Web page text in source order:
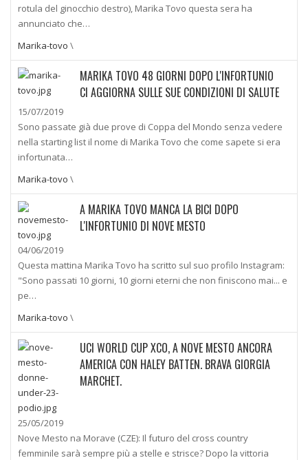
rotula del ginocchio destro), Marika Tovo questa sera ha
annunciato che…
Marika-tovo \
MARIKA TOVO 48 GIORNI DOPO L'INFORTUNIO
CI AGGIORNA SULLE SUE CONDIZIONI DI SALUTE
15/07/2019
Sono passate già due prove di Coppa del Mondo senza vedere
nella starting list il nome di Marika Tovo che come sapete si era
infortunata…
Marika-tovo \
A MARIKA TOVO MANCA LA BICI DOPO
L'INFORTUNIO DI NOVE MESTO
04/06/2019
Questa mattina Marika Tovo ha scritto sul suo profilo Instagram:
"Sono passati 10 giorni, 10 giorni eterni che non finiscono mai... e
pe…
Marika-tovo \
UCI WORLD CUP XCO, A NOVE MESTO ANCORA
AMERICA CON HALEY BATTEN. BRAVA GIORGIA
MARCHET.
25/05/2019
Nove Mesto na Morave (CZE): Il futuro del cross country
femminile sarà sempre più a stelle e strisce? Dopo la vittoria